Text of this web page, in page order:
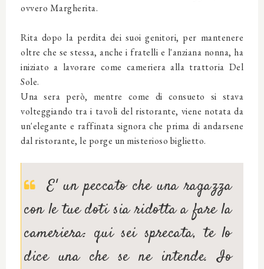
ovvero Margherita.
Rita dopo la perdita dei suoi genitori, per mantenere
oltre che se stessa, anche i fratelli e l'anziana nonna, ha
iniziato a lavorare come cameriera alla trattoria Del
Sole.
Una sera però, mentre come di consueto si stava
volteggiando tra i tavoli del ristorante, viene notata da
un'elegante e raffinata signora che prima di andarsene
dal ristorante, le porge un misterioso biglietto.
E' un peccato che una ragazza
con le tue doti sia ridotta a fare la
cameriera: qui sei sprecata, te lo
dice una che se ne intende. Io